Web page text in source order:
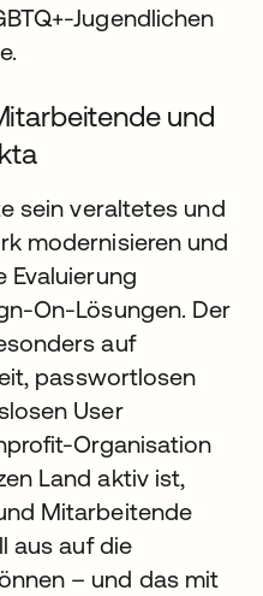
Jugendlichen
und
sein veraltetes und
modernisieren und
Evaluierung
On-Lösungen. Der
auf
passwortlosen
User
Organisation
Land aktiv ist,
Mitarbeitende
aus auf die
– und das mit